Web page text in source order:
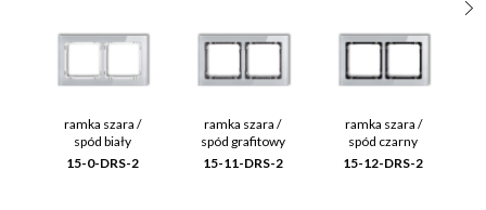
ramka szara /
spód biały
15-0-DRS-2
ramka szara /
spód grafitowy
15-11-DRS-2
ramka szara /
spód czarny
15-12-DRS-2